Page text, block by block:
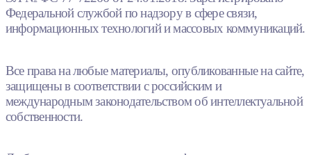
Федеральной службой по надзору в сфере связи,
информационных технологий и массовых коммуникаций.
Все права на любые материалы, опубликованные на сайте,
защищены в соответствии с российским и
международным законодательством об интеллектуальной
собственности.